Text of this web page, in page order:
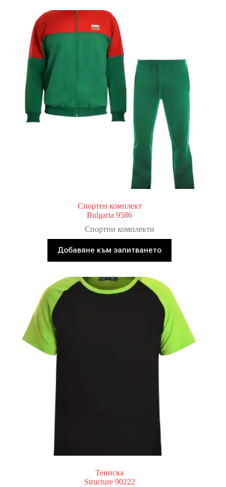
Спортен комплект
Bulgaria 9586
Спортни комплекти
Добавяне към запитването
Тениска
Structure 90222